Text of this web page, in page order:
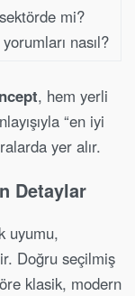
mi?
yorumları nasıl?
, hem yerli
“en iyi
yer alır.
Detaylar
uyumu,
Doğru seçilmiş
klasik, modern